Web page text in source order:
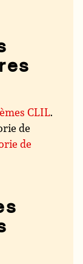
CLIL.
de
de